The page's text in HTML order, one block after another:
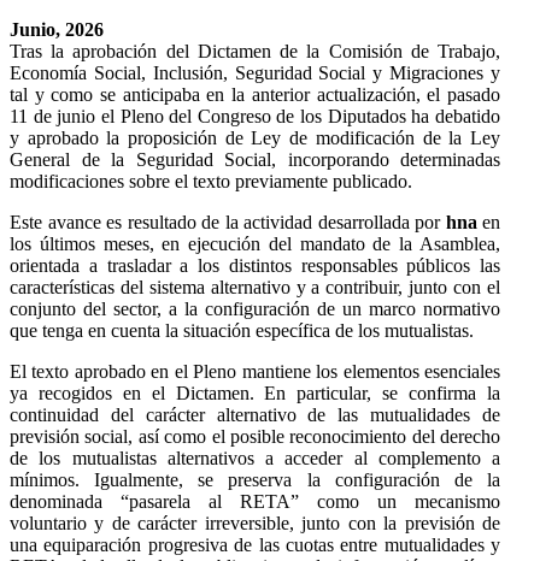
Junio, 2026
Tras la aprobación del Dictamen de la Comisión de Trabajo,
Economía Social, Inclusión, Seguridad Social y Migraciones y
tal y como se anticipaba en la anterior actualización, el pasado
11 de junio el Pleno del Congreso de los Diputados ha debatido
y aprobado la proposición de Ley de modificación de la Ley
General de la Seguridad Social, incorporando determinadas
modificaciones sobre el texto previamente publicado.
Este avance es resultado de la actividad desarrollada por hna en
los últimos meses, en ejecución del mandato de la Asamblea,
orientada a trasladar a los distintos responsables públicos las
características del sistema alternativo y a contribuir, junto con el
conjunto del sector, a la configuración de un marco normativo
que tenga en cuenta la situación específica de los mutualistas.
El texto aprobado en el Pleno mantiene los elementos esenciales
ya recogidos en el Dictamen. En particular, se confirma la
continuidad del carácter alternativo de las mutualidades de
previsión social, así como el posible reconocimiento del derecho
de los mutualistas alternativos a acceder al complemento a
mínimos. Igualmente, se preserva la configuración de la
denominada “pasarela al RETA” como un mecanismo
voluntario y de carácter irreversible, junto con la previsión de
una equiparación progresiva de las cuotas entre mutualidades y